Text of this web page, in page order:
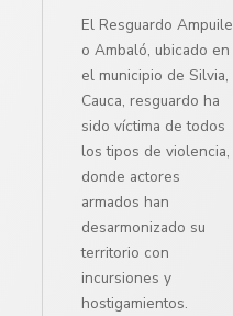
El Resguardo Ampuile
o Ambaló, ubicado en
el municipio de Silvia,
Cauca, resguardo ha
sido víctima de todos
los tipos de violencia,
donde actores
armados han
desarmonizado su
territorio con
incursiones y
hostigamientos.